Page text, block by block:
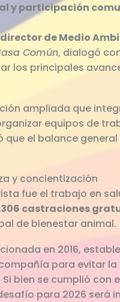
y participación
director de Medio
Común, dialogó
los principales
ampliada que
equipos de
que el balance
y concientización
fue el trabajo en
castraciones
de bienestar animal.
en 2016,
para evitar
bien se cumplió con
para 2026 será